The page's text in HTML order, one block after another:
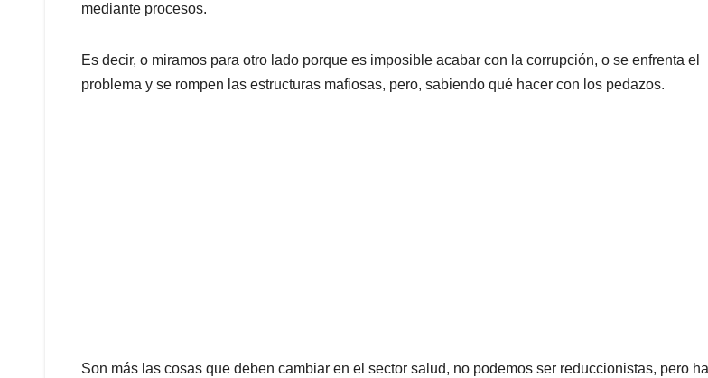
mediante procesos.
Es decir, o miramos para otro lado porque es imposible acabar con la corrupción, o se enfrenta el
problema y se rompen las estructuras mafiosas, pero, sabiendo qué hacer con los pedazos.
Son más las cosas que deben cambiar en el sector salud, no podemos ser reduccionistas, pero